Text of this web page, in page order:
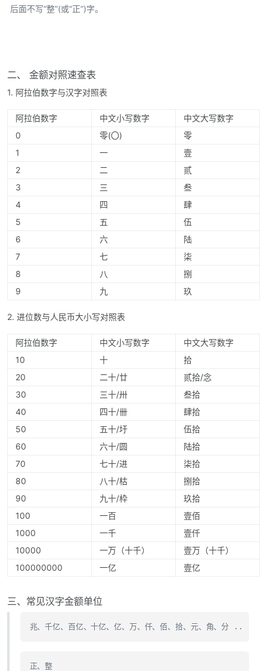
后面不写“整”(或“正”)字。
二、 金额对照速查表
1. 阿拉伯数字与汉字对照表
阿拉伯数字 中文小写数字
中文大写数字
0
零(〇)
零
1
一
壹
2
二
贰
3
三
叁
4
四
肆
5
五
伍
6
六
陆
7
七
柒
8
八
捌
9
九 玖
2. 进位数与人民币大小写对照表
阿拉伯数字 中文小写数字
中文大写数字
10
十
拾
20
二十/廿
贰拾/念
30
三十/卅
叁拾
40
四十/卌
肆拾
50
五十/圩
伍拾
60
六十/圆
陆拾
70
七十/进
柒拾
80
八十/枯
捌拾
90
九十/枠
玖拾
100
一百
壹佰
1000
一千
壹仟
10000
一万（十千）
壹万（十千）
100000000
一亿 壹亿
三、常见汉字金额单位
兆、千亿、百亿、十亿、亿、万、仟、佰、拾、元、角、分 ..
正、整